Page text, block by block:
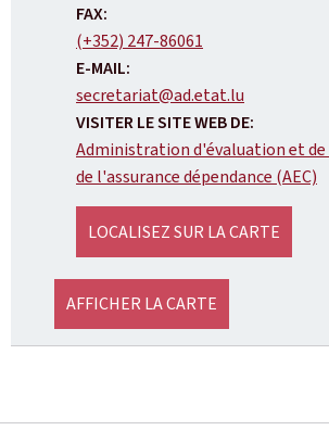
FAX:
(+352) 247-86061
E-MAIL:
secretariat@ad.etat.lu
VISITER LE SITE WEB DE:
Administration d'évaluation et
de l'assurance dépendance (AEC)
LOCALISEZ SUR LA CARTE
AFFICHER LA CARTE